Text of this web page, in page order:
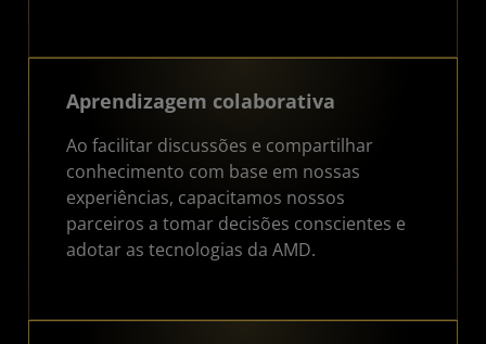
Aprendizagem colaborativa
Ao facilitar discussões e compartilhar
conhecimento com base em nossas
experiências, capacitamos nossos
parceiros a tomar decisões conscientes e
adotar as tecnologias da AMD.